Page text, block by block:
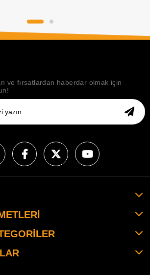
ve fırsatlardan haberdar olmak için